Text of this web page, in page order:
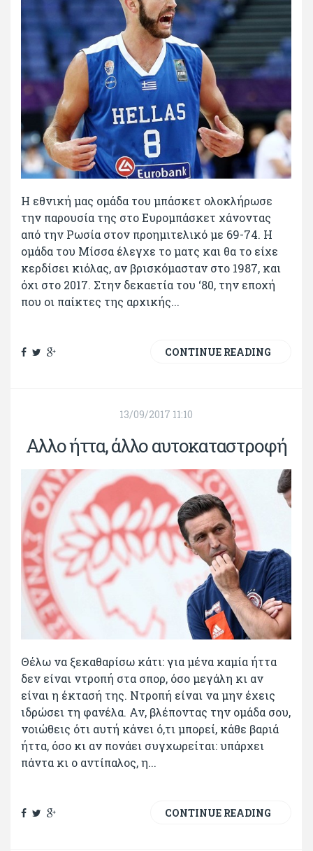
Η εθνική μας ομάδα του μπάσκετ ολοκλήρωσε
την παρουσία της στο Ευρομπάσκετ χάνοντας
από την Ρωσία στον προημιτελικό με 69-74. Η
ομάδα του Μίσσα έλεγχε το ματς και θα το είχε
κερδίσει κιόλας, αν βρισκόμασταν στο 1987, και
όχι στο 2017. Στην δεκαετία του ‘80, την εποχή
που οι παίκτες της αρχικής...
CONTINUE READING
13/09/2017 11:10
Αλλο ήττα, άλλο αυτοκαταστροφή
Θέλω να ξεκαθαρίσω κάτι: για μένα καμία ήττα
δεν είναι ντροπή στα σπορ, όσο μεγάλη κι αν
είναι η έκτασή της. Ντροπή είναι να μην έχεις
ιδρώσει τη φανέλα. Αν, βλέποντας την ομάδα σου,
νοιώθεις ότι αυτή κάνει ό,τι μπορεί, κάθε βαριά
ήττα, όσο κι αν πονάει συγχωρείται: υπάρχει
πάντα κι ο αντίπαλος, η...
CONTINUE READING